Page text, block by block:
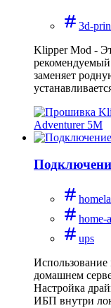
3d-
Klipper Mod -
рекомендуемый
заменяет
home-
ups
Использование
домашнем
Настройка
ИБП внутри